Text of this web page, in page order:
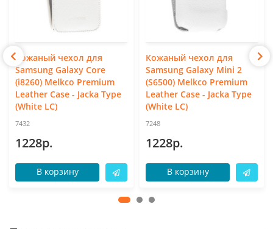
Кожаный чехол для
Samsung Galaxy Core
(i8260) Melkco Premium
Leather Case - Jacka Type
(White LC)
7432
1228р.
В корзину
Кожаный чехол для
Samsung Galaxy Mini 2
(S6500) Melkco Premium
Leather Case - Jacka Type
(White LC)
7248
1228р.
В корзину